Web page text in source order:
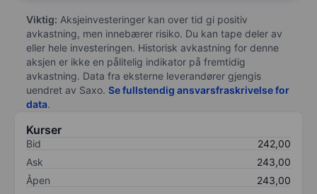
Viktig: Aksjeinvesteringer kan over tid gi positiv
avkastning, men innebærer risiko. Du kan tape deler av
eller hele investeringen. Historisk avkastning for denne
aksjen er ikke en pålitelig indikator på fremtidig
avkastning. Data fra eksterne leverandører gjengis
uendret av Saxo. Se fullstendig ansvarsfraskrivelse for
data.
Kurser
Bid
242,00
Ask
243,00
Åpen
243,00